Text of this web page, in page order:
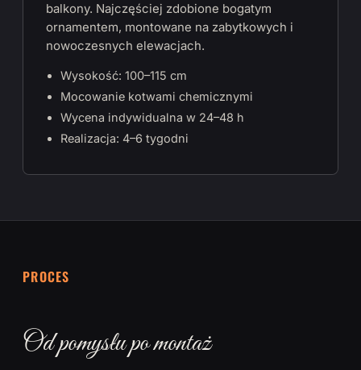
balkony. Najczęściej zdobione bogatym
ornamentem, montowane na zabytkowych i
nowoczesnych elewacjach.
Wysokość: 100–115 cm
Mocowanie kotwami chemicznymi
Wycena indywidualna w 24–48 h
Realizacja: 4–6 tygodni
PROCES
Od pomysłu po montaż